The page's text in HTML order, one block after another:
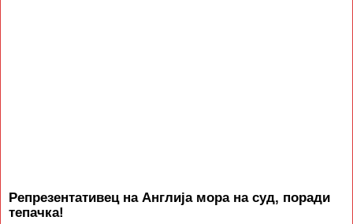
Репрезентативец на Англија мора на суд, поради
тепачка!